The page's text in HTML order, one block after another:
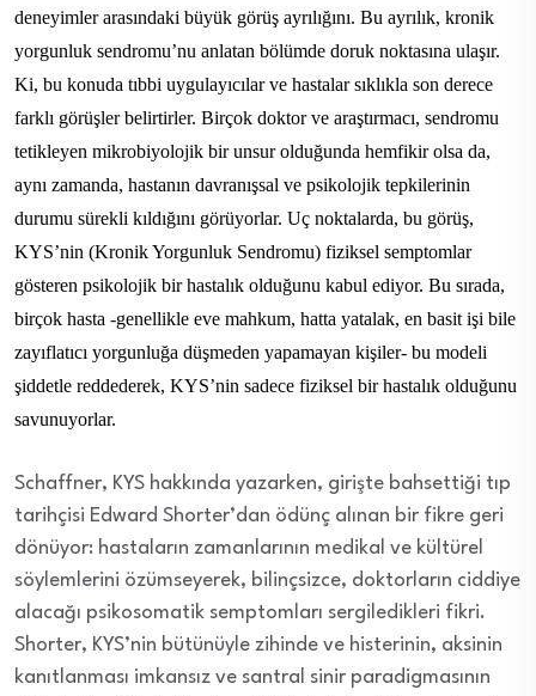
deneyimler arasındaki büyük görüş ayrılığını. Bu ayrılık, kronik
yorgunluk sendromu’nu anlatan bölümde doruk noktasına ulaşır.
Ki, bu konuda tıbbi uygulayıcılar ve hastalar sıklıkla son derece
farklı görüşler belirtirler. Birçok doktor ve araştırmacı, sendromu
tetikleyen mikrobiyolojik bir unsur olduğunda hemfikir olsa da,
aynı zamanda, hastanın davranışsal ve psikolojik tepkilerinin
durumu sürekli kıldığını görüyorlar. Uç noktalarda, bu görüş,
KYS’nin (Kronik Yorgunluk Sendromu) fiziksel semptomlar
gösteren psikolojik bir hastalık olduğunu kabul ediyor. Bu sırada,
birçok hasta -genellikle eve mahkum, hatta yatalak, en basit işi bile
zayıflatıcı yorgunluğa düşmeden yapamayan kişiler- bu modeli
şiddetle reddederek, KYS’nin sadece fiziksel bir hastalık olduğunu
savunuyorlar.
Schaffner, KYS hakkında yazarken, girişte bahsettiği tıp
tarihçisi Edward Shorter’dan ödünç alınan bir fikre geri
dönüyor: hastaların zamanlarının medikal ve kültürel
söylemlerini özümseyerek, bilinçsizce, doktorların ciddiye
alacağı psikosomatik semptomları sergiledikleri fikri.
Shorter, KYS’nin bütünüyle zihinde ve histerinin, aksinin
kanıtlanması imkansız ve santral sinir paradigmasının